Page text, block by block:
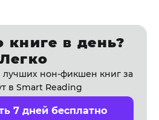
книге в день?
Легко
лучших нон-фикшен книг за
в Smart Reading
7 дней бесплатно